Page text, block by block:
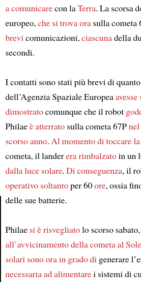
a comunicarecon laTerra. La scorsa
europeo,che si trova orasulla cometa
brevicomunicazioni,ciascunadella
secondi.
I contatti sono stati più brevi di
dell’Agenzia Spaziale Europea
dimostratocomunque che il robot
Philaeè atterratosulla cometa 67P
scorso anno. Al momento di toccare
cometa, il landerera rimbalzatoin un
dalla luce solare. Di conseguenza, il
operativo soltantoper 60ore, ossia
delle sue batterie.
Philae si è risvegliatolo scorso sabato,
all’avvicinamento della cometa al Sole
solari sono ora in grado digenerare
necessariaad alimentarei sistemi di